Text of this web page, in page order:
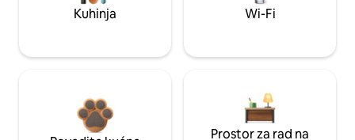
Kuhinja Wi-Fi
Prostor za rad na